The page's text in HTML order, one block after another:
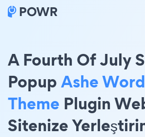
A Fourth Of July
PopupAshe
Theme Plugin
Sitenize